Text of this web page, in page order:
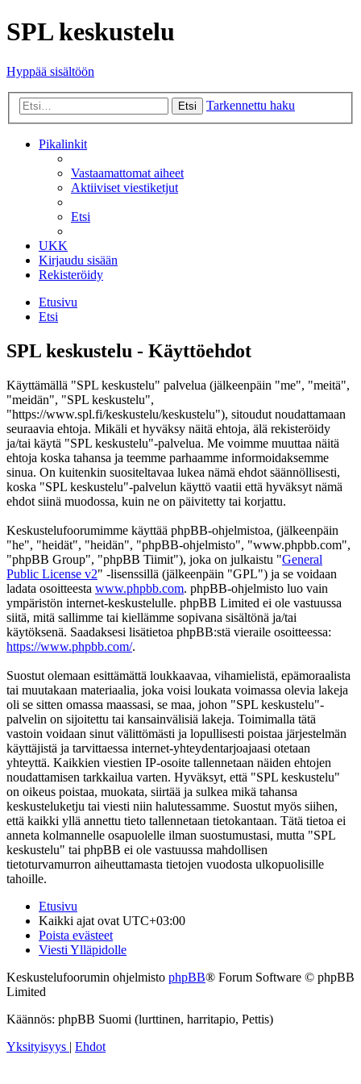
SPL keskustelu
Hyppää sisältöön
Etsi Tarkennettu haku
Pikalinkit
Vastaamattomat aiheet
Aktiiviset viestiketjut
Etsi
UKK
Kirjaudu sisään
Rekisteröidy
Etusivu
Etsi
SPL keskustelu - Käyttöehdot
Käyttämällä "SPL keskustelu" palvelua (jälkeenpäin "me", "meitä",
"meidän", "SPL keskustelu",
"https://www.spl.fi/keskustelu/keskustelu"), sitoudut noudattamaan
seuraavia ehtoja. Mikäli et hyväksy näitä ehtoja, älä rekisteröidy
ja/tai käytä "SPL keskustelu"-palvelua. Me voimme muuttaa näitä
ehtoja koska tahansa ja teemme parhaamme informoidaksemme
sinua. On kuitenkin suositeltavaa lukea nämä ehdot säännöllisesti,
koska "SPL keskustelu"-palvelun käyttö vaatii että hyväksyt nämä
ehdot siinä muodossa, kuin ne on päivitetty tai korjattu.
Keskustelufoorumimme käyttää phpBB-ohjelmistoa, (jälkeenpäin
"he", "heidät", "heidän", "phpBB-ohjelmisto", "www.phpbb.com",
"phpBB Group", "phpBB Tiimit"), joka on julkaistu "General
Public License v2" -lisenssillä (jälkeenpäin "GPL") ja se voidaan
ladata osoitteesta www.phpbb.com. phpBB-ohjelmisto luo vain
ympäristön internet-keskustelulle. phpBB Limited ei ole vastuussa
siitä, mitä sallimme tai kiellämme sopivana sisältönä ja/tai
käytöksenä. Saadaksesi lisätietoa phpBB:stä vieraile osoitteessa:
https://www.phpbb.com/.
Suostut olemaan esittämättä loukkaavaa, vihamielistä, epämoraalista
tai muutakaan materiaalia, joka voisi loukata voimassa olevia lakeja
oli se sitten omassa maassasi, se maa, johon "SPL keskustelu"-
palvelin on sijoitettu tai kansainvälisiä lakeja. Toimimalla tätä
vastoin voidaan sinut välittömästi ja lopullisesti poistaa järjestelmän
käyttäjistä ja tarvittaessa internet-yhteydentarjoajaasi otetaan
yhteyttä. Kaikkien viestien IP-osoite tallennetaan näiden ehtojen
noudattamisen tarkkailua varten. Hyväksyt, että "SPL keskustelu"
on oikeus poistaa, muokata, siirtää ja sulkea mikä tahansa
keskusteluketju tai viesti niin halutessamme. Suostut myös siihen,
että kaikki yllä annettu tieto tallennetaan tietokantaan. Tätä tietoa ei
anneta kolmannelle osapuolelle ilman suostumustasi, mutta "SPL
keskustelu" tai phpBB ei ole vastuussa mahdollisen
tietoturvamurron aiheuttamasta tietojen vuodosta ulkopuolisille
tahoille.
Etusivu
Kaikki ajat ovat UTC+03:00
Poista evästeet
Viesti Ylläpidolle
Keskustelufoorumin ohjelmisto phpBB® Forum Software © phpBB
Limited
Käännös: phpBB Suomi (lurttinen, harritapio, Pettis)
Yksityisyys | Ehdot